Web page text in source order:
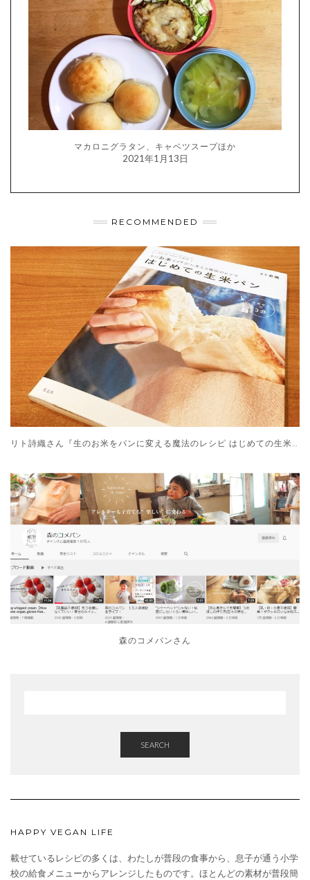
マカロニグラタン、キャベツスープほか
2021年1月13日
RECOMMENDED
森のコメパンさん
SEARCH
HAPPY VEGAN LIFE
載せているレシピの多くは、わたしが普段の食事から、息子が通う小学
校の給食メニューからアレンジしたものです。ほとんどの素材が普段簡